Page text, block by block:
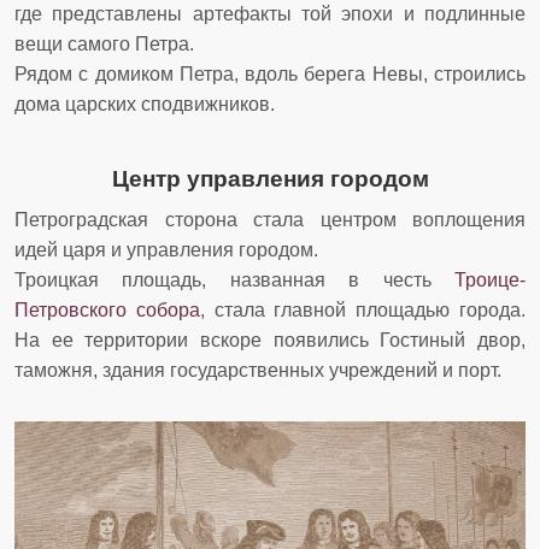
где представлены артефакты той эпохи и подлинные
вещи самого Петра.
Рядом с домиком Петра, вдоль берега Невы, строились
дома царских сподвижников.
Центр управления городом
Петроградская сторона стала центром воплощения
идей царя и управления городом.
Троицкая площадь, названная в честь Троице-
Петровского собора, стала главной площадью города.
На ее территории вскоре появились Гостиный двор,
таможня, здания государственных учреждений и порт.